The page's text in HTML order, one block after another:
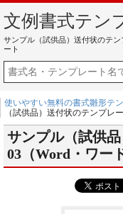
文例書式テン
サンプル（試供品）送付状のテ
ート
使いやすい無料の書式雛形テ
（試供品）送付状のテンプレ
サンプル（試供
03（Word・ワー